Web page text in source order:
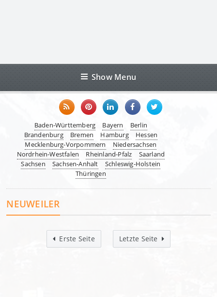
Show Menu
Baden-Württemberg Bayern
Berlin
Brandenburg
Bremen Hamburg
Hessen
Mecklenburg-Vorpommern
Niedersachsen
Nordrhein-Westfalen
Rheinland-Pfalz
Saarland
Sachsen
Sachsen-Anhalt
Schleswig-Holstein
Thüringen
NEUWEILER
Erste Seite Letzte Seite